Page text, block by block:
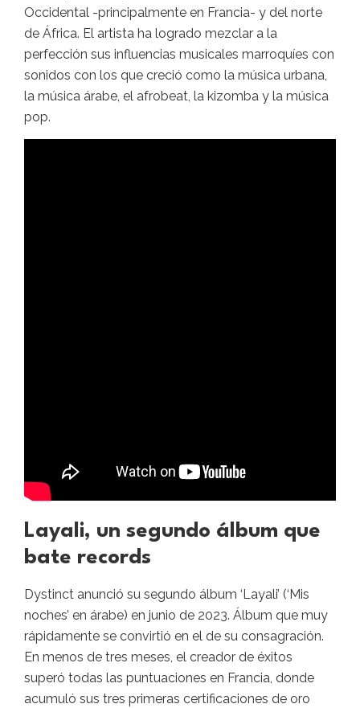
Occidental -principalmente en Francia- y del norte
de África. El artista ha logrado mezclar a la
perfección sus influencias musicales marroquíes con
sonidos con los que creció como la música urbana,
la música árabe, el afrobeat, la kizomba y la música
pop.
Layali, un segundo álbum que
bate records
Dystinct anunció su segundo álbum ‘Layali’ (‘Mis
noches’ en árabe) en junio de 2023. Álbum que muy
rápidamente se convirtió en el de su consagración.
En menos de tres meses, el creador de éxitos
superó todas las puntuaciones en Francia, donde
acumuló sus tres primeras certificaciones de oro